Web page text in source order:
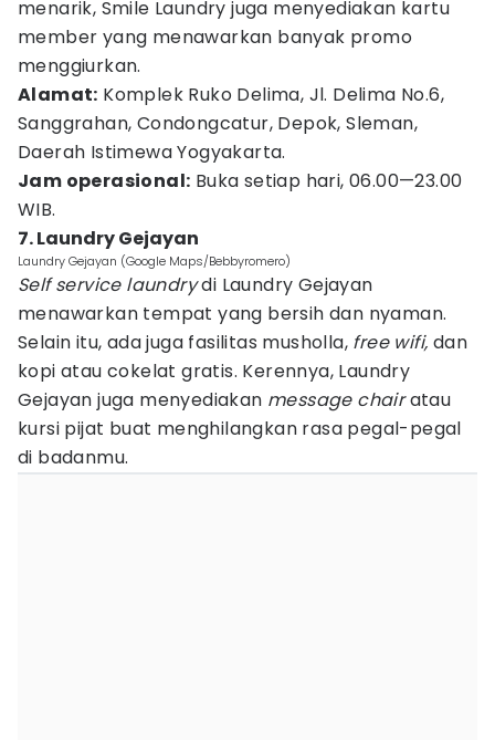
menarik, Smile Laundry juga menyediakan kartu
member yang menawarkan banyak promo
menggiurkan.
Alamat: Komplek Ruko Delima, Jl. Delima No.6,
Sanggrahan, Condongcatur, Depok, Sleman,
Daerah Istimewa Yogyakarta.
Jam operasional: Buka setiap hari, 06.00—23.00
WIB.
7. Laundry Gejayan
Laundry Gejayan (Google Maps/Bebbyromero)
Self service laundrydi Laundry Gejayan
menawarkan tempat yang bersih dan nyaman.
Selain itu, ada juga fasilitas musholla, free wifi, dan
kopi atau cokelat gratis. Kerennya, Laundry
Gejayan juga menyediakan message chairatau
kursi pijat buat menghilangkan rasa pegal-pegal
di badanmu.